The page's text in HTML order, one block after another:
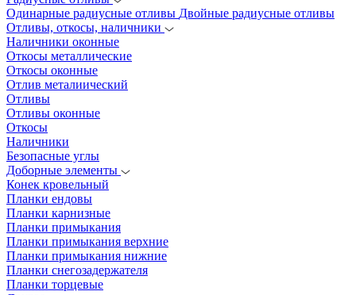
Одинарные радиусные отливы Двойные радиусные отливы
Отливы, откосы, наличники
Наличники оконные
Откосы металлические
Откосы оконные
Отлив металиический
Отливы
Отливы оконные
Откосы
Наличники
Безопасные углы
Доборные элементы
Конек кровельный
Планки ендовы
Планки карнизные
Планки примыкания
Планки примыкания верхние
Планки примыкания нижние
Планки снегозадержателя
Планки торцевые